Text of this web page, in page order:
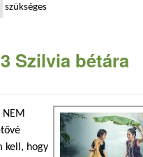
szükséges
Szilvia bétára
kell, hogy